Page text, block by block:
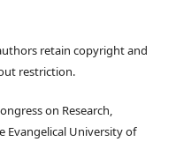
retain copyright and
restriction.
on Research,
Evangelical University of